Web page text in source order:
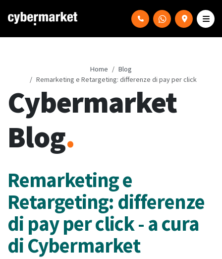
Home
Blog
Remarketing e Retargeting: differenze di pay per click
Cybermarket
Blog.
Remarketing e
Retargeting: differenze
di pay per click - a cura
di Cybermarket